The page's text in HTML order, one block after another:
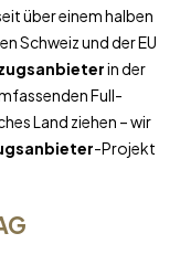
über einem halben
Schweiz und der EU
in der
Full-
Land ziehen – wir
-Projekt